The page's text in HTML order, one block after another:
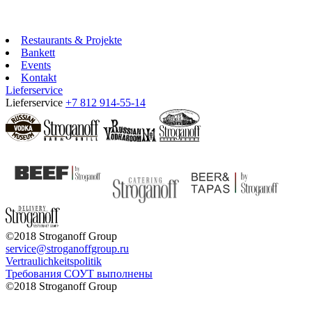
Restaurants & Projekte
Bankett
Events
Kontakt
Lieferservice
Lieferservice +7 812 914-55-14
©2018 Stroganoff Group
service@stroganoffgroup.ru
Vertraulichkeitspolitik
Требования СОУТ выполнены
©2018 Stroganoff Group